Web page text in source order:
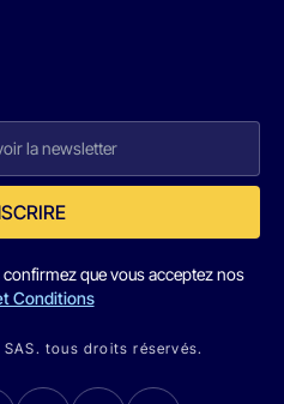
que vous acceptez nos
Conditions
tous droits réservés.